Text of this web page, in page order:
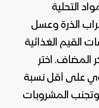
التحلية
الذرة وعسل
القيم الغذائية
المضاف. اختر
على أقل نسبة
المشروبات